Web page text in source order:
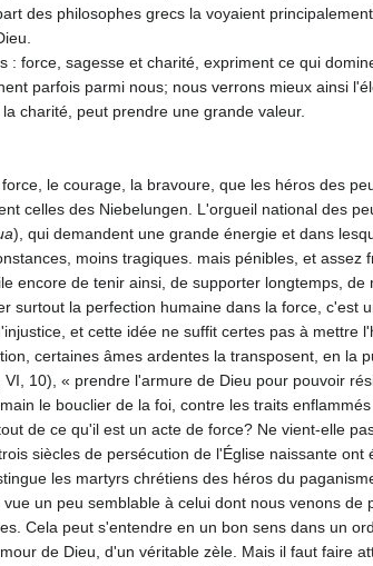
des philosophes grecs la voyaient
: force, sagesse et charité, expriment ce qui
parfois parmi nous; nous ver­rons mieux ainsi
charité, peut prendre une grande valeur.
le courage, la bravoure, que les héros des
celles des Niebelungen. L'or­gueil national des
), qui demandent une grande énergie et dans
moins tragiques. mais pénibles, et
encore de tenir ainsi, de supporter longtemps,
surtout la perfection humaine dans la force, c'est
et cette idée ne suffit certes pas à mettre
certaines âmes ardentes la transpo­sent, en la
VI, 10), « prendre l'armure de Dieu pour pouvoir
le bouclier de la foi, contre les traits
de ce qu'il est un acte de force? Ne vient-elle
siècles de persécution de l'Église naissante
les martyrs chrétiens des héros du
vue un peu semblable à celui dont nous venons
Cela peut s'entendre en un bon sens dans un
de Dieu, d'un vérita­ble zèle. Mais il faut faire